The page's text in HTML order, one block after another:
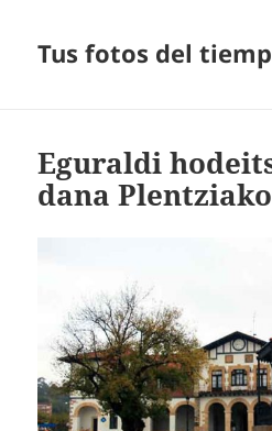
Tus fotos del
Eguraldi
dana